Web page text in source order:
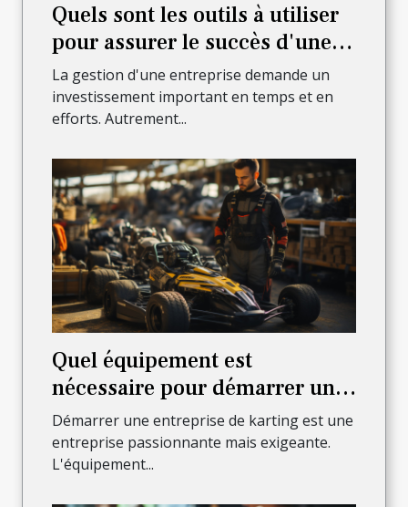
Quels sont les outils à utiliser
pour assurer le succès d'une
entreprise en ligne ?
La gestion d'une entreprise demande un
investissement important en temps et en
efforts. Autrement...
Quel équipement est
nécessaire pour démarrer une
entreprise de karting ?
Démarrer une entreprise de karting est une
entreprise passionnante mais exigeante.
L'équipement...